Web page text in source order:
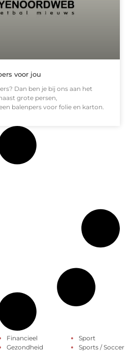
voor jou
Dan ben je bij ons aan het
grote persen,
balenpers voor folie en karton.
Financieel
Gezondheid
Sport
Sports / Soccer